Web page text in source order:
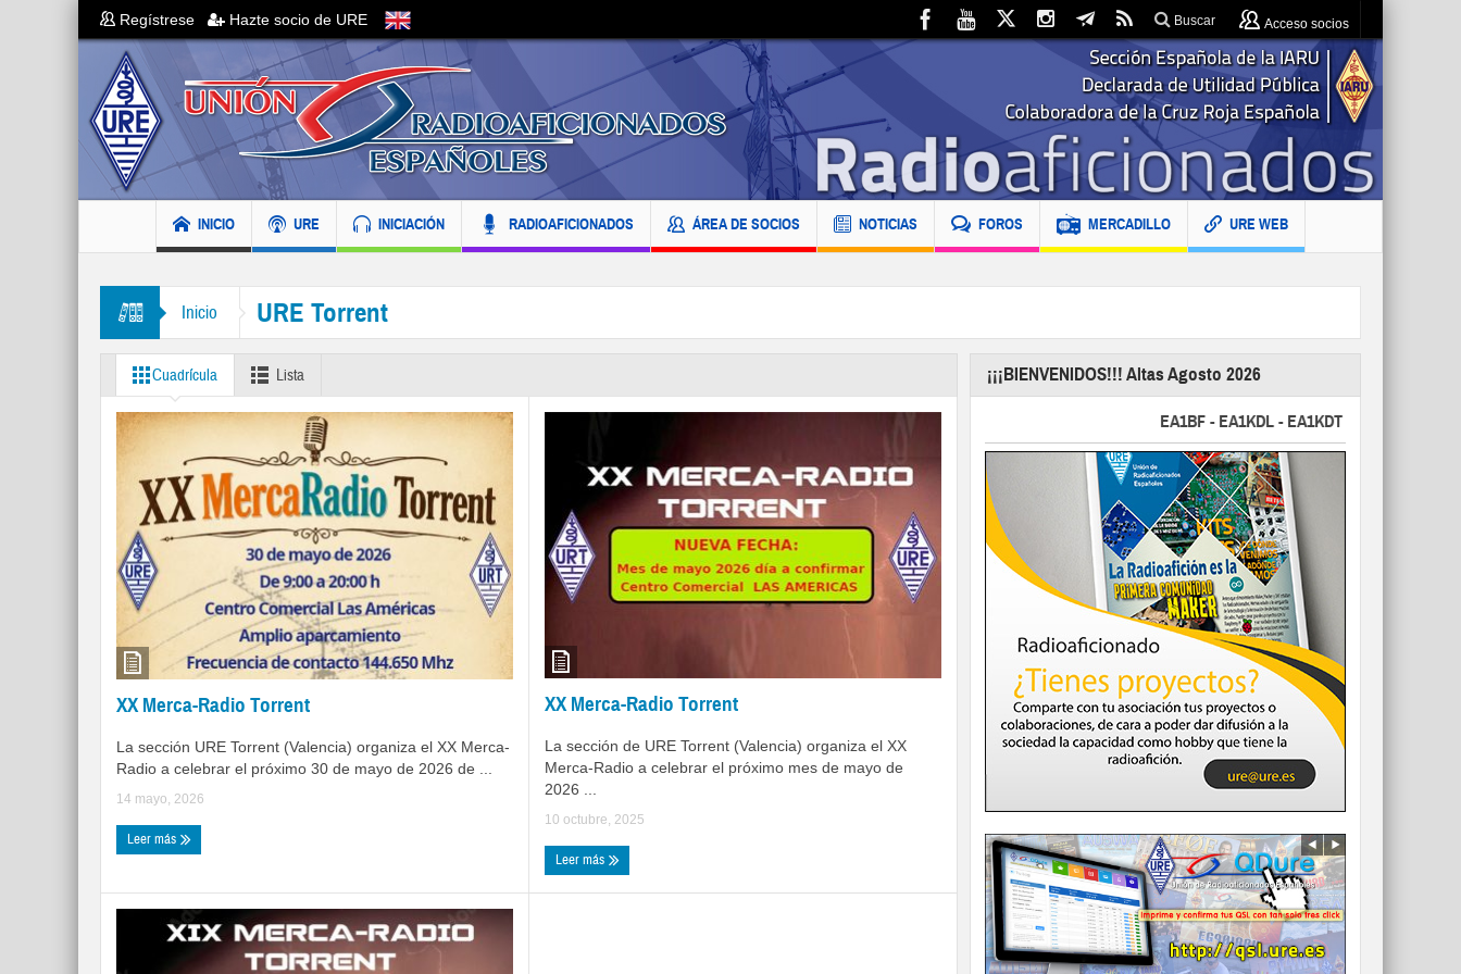
Regístrese Hazte socio de URE Buscar Acceso socios
INICIO URE INICIACIÓN RADIOAFICIONADOS ÁREA DE SOCIOS NOTICIAS FOROS MERCADILLO URE WEB
Inicio URE Torrent
Cuadrícula Lista
XX Merca-Radio Torrent
La sección URE Torrent (Valencia) organiza el XX Merca-
Radio a celebrar el próximo 30 de mayo de 2026 de ...
14 mayo, 2026
Leer más
XX Merca-Radio Torrent
La sección de URE Torrent (Valencia) organiza el XX
Merca-Radio a celebrar el próximo mes de mayo de
2026 ...
10 octubre, 2025
Leer más
¡¡¡BIENVENIDOS!!! Altas Agosto 2026
EA1BF - EA1KDL - EA1KDT - EA2FBJ - EA2FJU